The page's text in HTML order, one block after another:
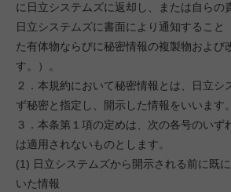
に日立システムズに返却し、または自らの
日立システムズに書面により通知すること
た有体物ならびに秘密情報の複製物および
す。）。
２．本規約において秘密情報とは、日立シ
ず秘密と指定し、開示した情報をいいます。
３．本条第１項の定めは、次の各号のいず
は適用されないものとします。
(1) 日立システムズから開示される前に既
いた情報